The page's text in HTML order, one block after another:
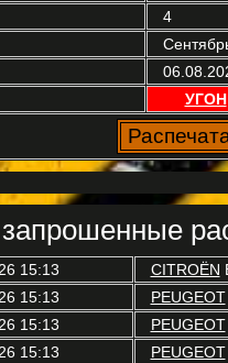
4
УГОН
15:13 CITROËN
15:13 PEUGEOT
15:13 PEUGEOT
15:13 PEUGEOT